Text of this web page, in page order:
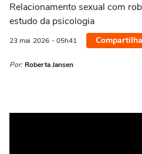
Relacionamento sexual com
estudo da psicologia
23 mai 2026 - 05h41
Por: Roberta Jansen